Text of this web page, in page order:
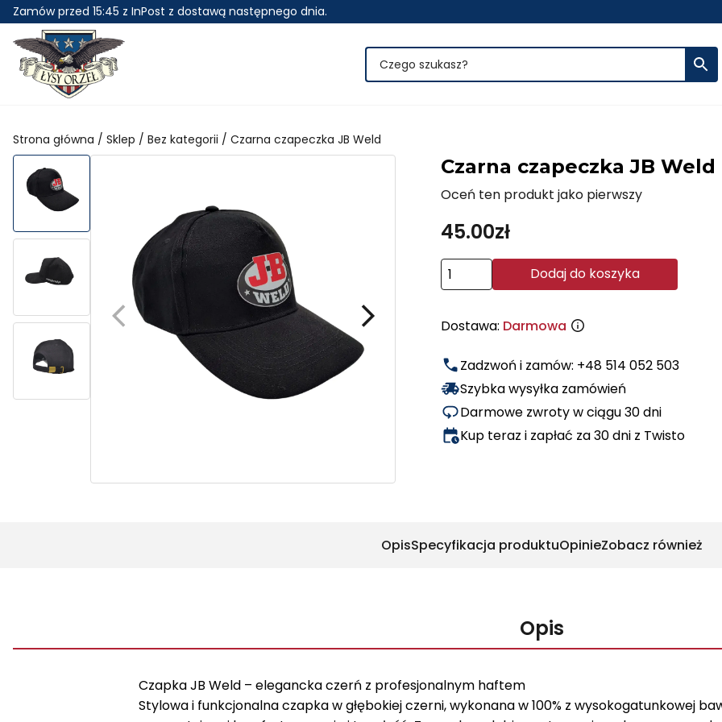
Skip
to
content
Zamów przed 15:45 z InPost z dostawą następnego dnia.
Strona główna / Sklep / Bez kategorii / Czarna czapeczka JB Weld
Czarna czapeczka JB Weld
Oceń ten produkt jako pierwszy
45.00zł
ilość
Czarna
JB
Dodaj do koszyka
Dostawa: Darmowa
Zadzwoń i zamów: +48 514 052 503
Szybka wysyłka zamówień
Darmowe zwroty w ciągu 30 dni
Kup teraz i zapłać za 30 dni z Twisto
OpisSpecyfikacja produktuOpinieZobacz również
Opis
Czapka JB Weld – elegancka czerń z profesjonalnym haftem
Stylowa i funkcjonalna czapka w głębokiej czerni, wykonana w 100% z wysokogatunkowej